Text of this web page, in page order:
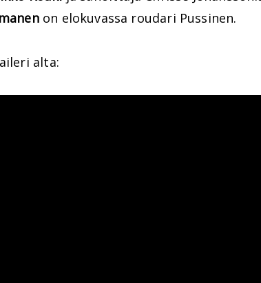
on elokuvassa roudari Pussinen.
alta: